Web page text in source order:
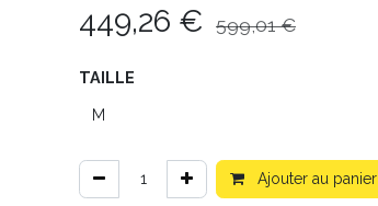
449,26 € 599,01€
TAILLE
Ajouter au panier